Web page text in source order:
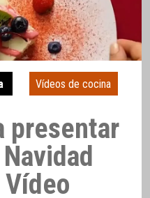
Vídeos de cocina
presentar